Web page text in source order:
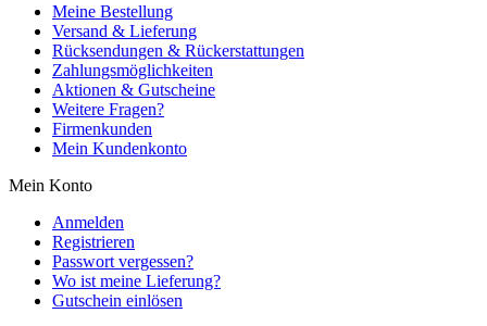
Meine Bestellung
Versand & Lieferung
Rücksendungen & Rückerstattungen
Zahlungsmöglichkeiten
Aktionen & Gutscheine
Weitere Fragen?
Firmenkunden
Mein Kundenkonto
Mein Konto
Anmelden
Registrieren
Passwort vergessen?
Wo ist meine Lieferung?
Gutschein einlösen